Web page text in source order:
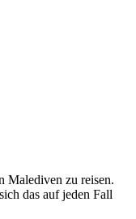
Malediven zu reisen.
das auf jeden Fall